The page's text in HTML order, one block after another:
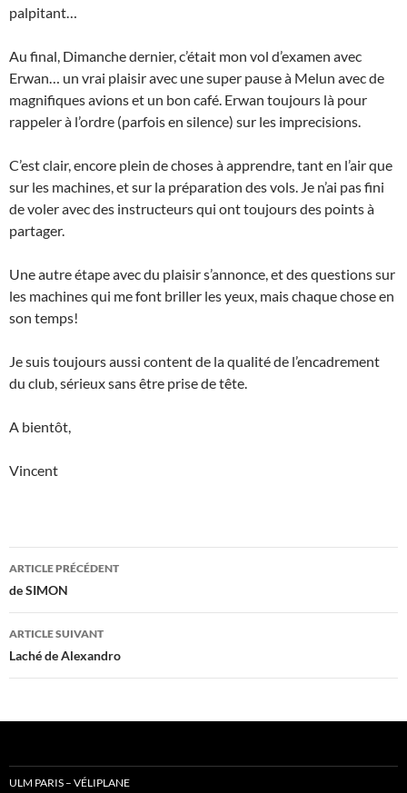
palpitant…
Au final, Dimanche dernier, c’était mon vol d’examen avec
Erwan… un vrai plaisir avec une super pause à Melun avec de
magnifiques avions et un bon café. Erwan toujours là pour
rappeler à l’ordre (parfois en silence) sur les imprecisions.
C’est clair, encore plein de choses à apprendre, tant en l’air que
sur les machines, et sur la préparation des vols. Je n’ai pas fini
de voler avec des instructeurs qui ont toujours des points à
partager.
Une autre étape avec du plaisir s’annonce, et des questions sur
les machines qui me font briller les yeux, mais chaque chose en
son temps!
Je suis toujours aussi content de la qualité de l’encadrement
du club, sérieux sans être prise de tête.
A bientôt,
Vincent
Navigation
des
articles
ARTICLE PRÉCÉDENT
de SIMON
ARTICLE SUIVANT
Laché de Alexandro
ULM PARIS – VÉLIPLANE